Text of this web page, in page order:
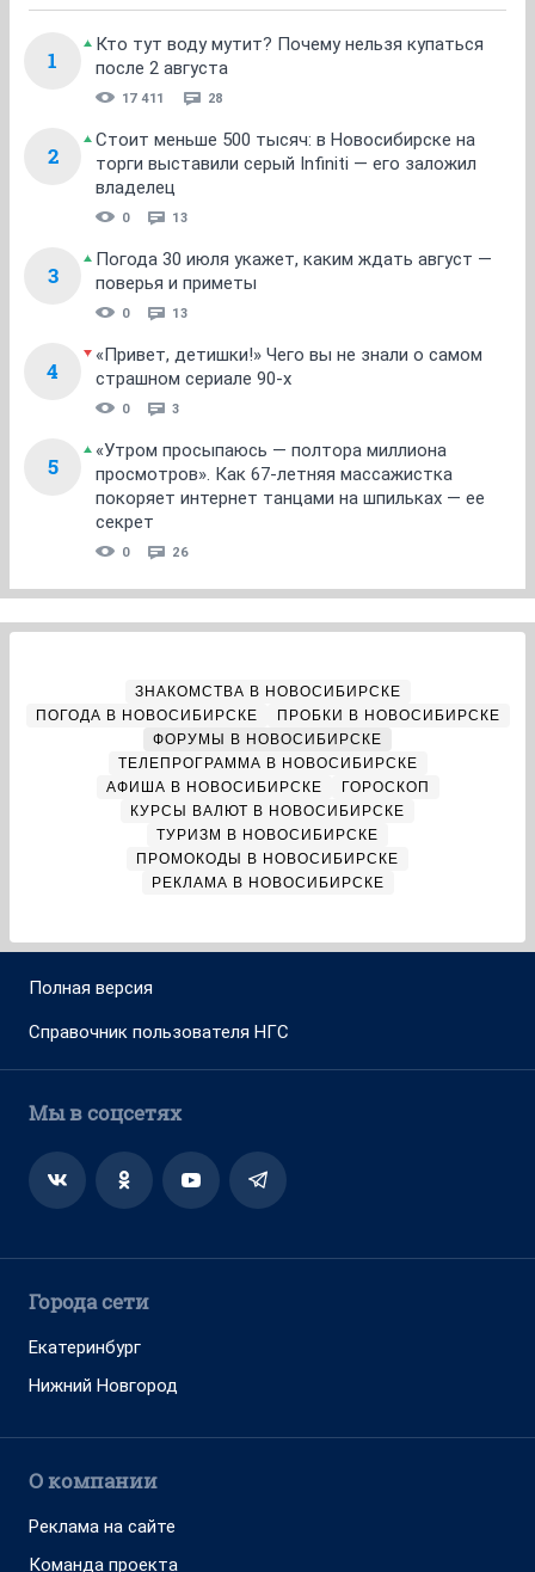
1
Кто тут воду мутит? Почему нельзя купаться
после 2 августа
17 411 28
2
Стоит меньше 500 тысяч: в Новосибирске на
торги выставили серый Infiniti — его заложил
владелец
0 13
3
Погода 30 июля укажет, каким ждать август —
поверья и приметы
0 13
4
«Привет, детишки!» Чего вы не знали о самом
страшном сериале 90-х
0 3
5
«Утром просыпаюсь — полтора миллиона
просмотров». Как 67-летняя массажистка
покоряет интернет танцами на шпильках — ее
секрет
0 26
ЗНАКОМСТВА В НОВОСИБИРСКЕ
ПОГОДА В НОВОСИБИРСКЕ
ПРОБКИ В НОВОСИБИРСКЕ
ФОРУМЫ В НОВОСИБИРСКЕ
ТЕЛЕПРОГРАММА В НОВОСИБИРСКЕ
АФИША В НОВОСИБИРСКЕ
ГОРОСКОП
КУРСЫ ВАЛЮТ В НОВОСИБИРСКЕ
ТУРИЗМ В НОВОСИБИРСКЕ
ПРОМОКОДЫ В НОВОСИБИРСКЕ
РЕКЛАМА В НОВОСИБИРСКЕ
Полная версия
Справочник пользователя НГС
Мы в соцсетях
Города сети
Екатеринбург
Нижний Новгород
О компании
Реклама на сайте
Команда проекта